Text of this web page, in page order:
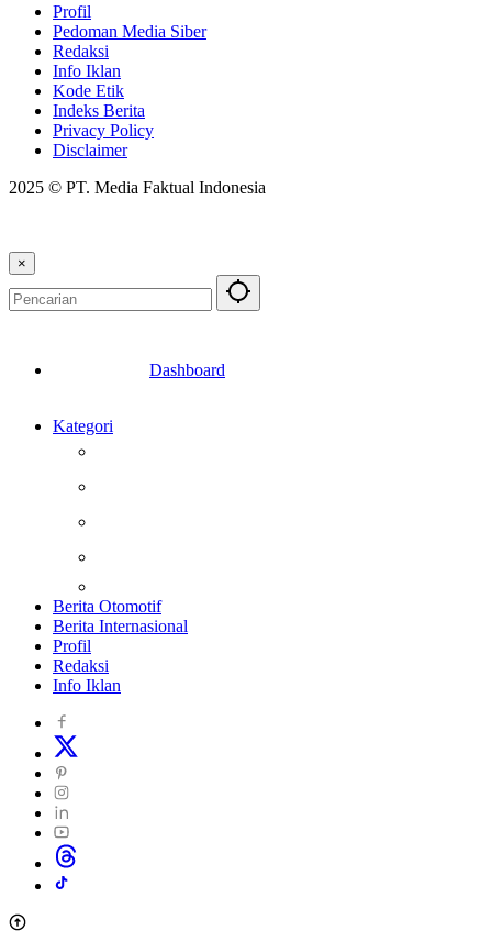
Profil
Pedoman Media Siber
Redaksi
Info Iklan
Kode Etik
Indeks Berita
Privacy Policy
Disclaimer
2025 © PT. Media Faktual Indonesia
×
Dashboard
Kategori
Berita Otomotif
Berita Internasional
Profil
Redaksi
Info Iklan